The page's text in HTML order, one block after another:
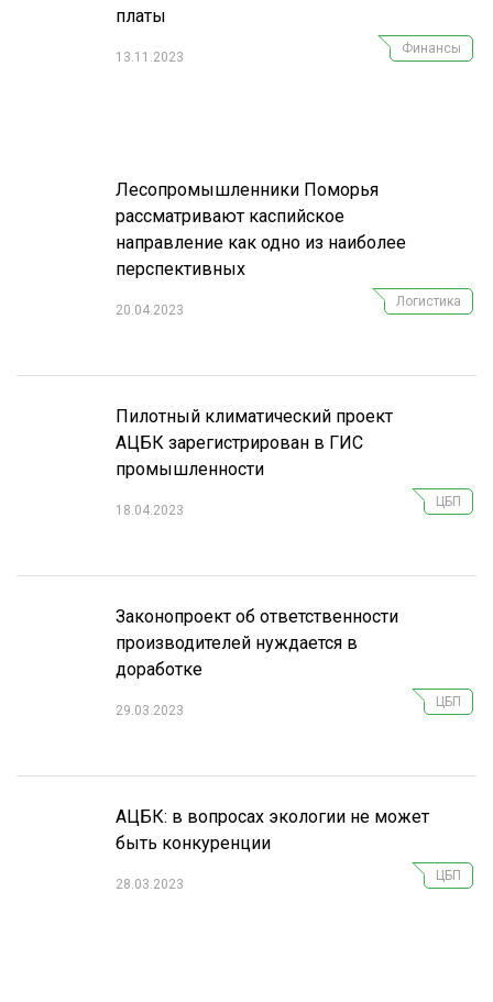
платы
13.11.2023
Финансы
Лесопромышленники Поморья
рассматривают каспийское
направление как одно из наиболее
перспективных
20.04.2023
Логистика
Пилотный климатический проект
АЦБК зарегистрирован в ГИС
промышленности
18.04.2023
ЦБП
Законопроект об ответственности
производителей нуждается в
доработке
29.03.2023
ЦБП
АЦБК: в вопросах экологии не может
быть конкуренции
28.03.2023
ЦБП